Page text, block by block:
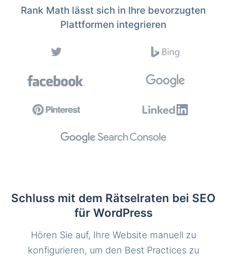
Rank Math lässt sich in Ihre bevorzugten
Plattformen integrieren
Schluss mit dem Rätselraten bei SEO
für WordPress
Hören Sie auf, Ihre Website manuell zu
konfigurieren, um den Best Practices zu